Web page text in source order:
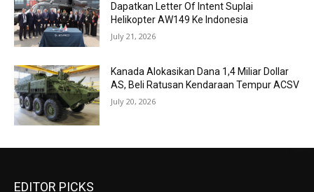
Dapatkan Letter Of Intent Suplai
Helikopter AW149 Ke Indonesia
July 21, 2026
Kanada Alokasikan Dana 1,4 Miliar Dollar
AS, Beli Ratusan Kendaraan Tempur ACSV
July 20, 2026
EDITOR PICKS